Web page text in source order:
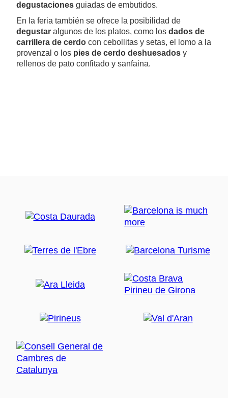
degustaciones guiadas de embutidos.
En la feria también se ofrece la posibilidad de
degustar algunos de los platos, como los dados de
carrillera de cerdo con cebollitas y setas, el lomo a la
provenzal o los pies de cerdo deshuesados y
rellenos de pato confitado y sanfaina.